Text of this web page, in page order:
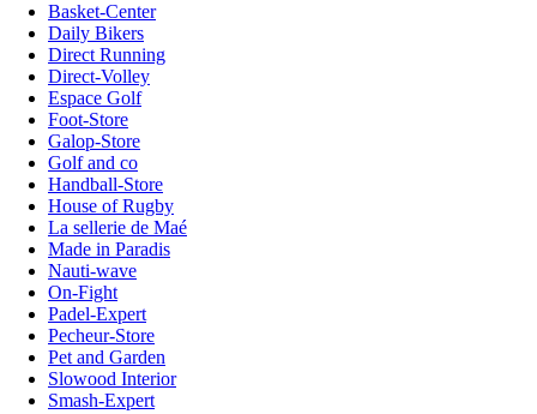
Basket-Center
Daily Bikers
Direct Running
Direct-Volley
Espace Golf
Foot-Store
Galop-Store
Golf and co
Handball-Store
House of Rugby
La sellerie de Maé
Made in Paradis
Nauti-wave
On-Fight
Padel-Expert
Pecheur-Store
Pet and Garden
Slowood Interior
Smash-Expert